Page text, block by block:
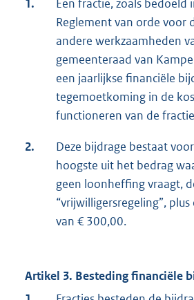
1.
Een fractie, zoals bedoeld
Reglement van orde voor
andere werkzaamheden
gemeenteraad van
een jaarlijkse financiële
tegemoetkoming in de
functioneren van de
2.
Deze bijdrage bestaat
hoogste uit het bedrag
geen loonheffing vraagt,
“vrijwilligersregeling”,
van € 300,00.
Artikel 3. Besteding financiële